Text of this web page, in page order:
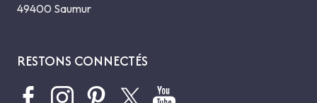
49400 Saumur
RESTONS CONNECTÉS